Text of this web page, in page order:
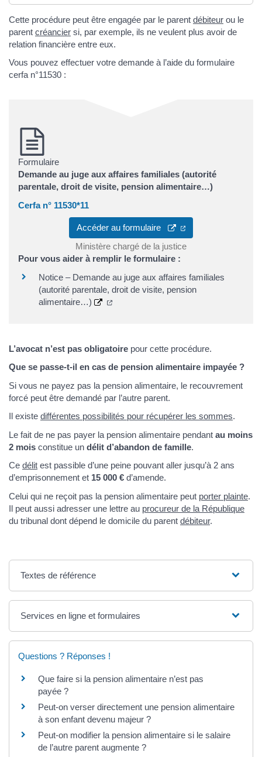
Cette procédure peut être engagée par le parent débiteur ou le
parent créancier si, par exemple, ils ne veulent plus avoir de
relation financière entre eux.
Vous pouvez effectuer votre demande à l’aide du formulaire
cerfa n°11530 :
Formulaire
Demande au juge aux affaires familiales (autorité
parentale, droit de visite, pension alimentaire…)
Cerfa n° 11530*11
Accéder au formulaire
(ouverture dans un
Ministère chargé de la justice
Pour vous aider à remplir le formulaire :
Notice – Demande au juge aux affaires familiales
(autorité parentale, droit de visite, pension
alimentaire…)
(ouverture dans un nouvel onglet)
L’avocat n’est pas obligatoire pour cette procédure.
Que se passe-t-il en cas de pension alimentaire impayée ?
Si vous ne payez pas la pension alimentaire, le recouvrement
forcé peut être demandé par l’autre parent.
Il existe différentes possibilités pour récupérer les sommes.
Le fait de ne pas payer la pension alimentaire pendant au moins
2 mois constitue un délit d’abandon de famille.
Ce délit est passible d’une peine pouvant aller jusqu’à 2 ans
d’emprisonnement et 15 000 € d’amende.
Celui qui ne reçoit pas la pension alimentaire peut porter plainte.
Il peut aussi adresser une lettre au procureur de la République
du tribunal dont dépend le domicile du parent débiteur.
Textes de référence
Services en ligne et formulaires
Questions ? Réponses !
Que faire si la pension alimentaire n’est pas
payée ?
Peut-on verser directement une pension alimentaire
à son enfant devenu majeur ?
Peut-on modifier la pension alimentaire si le salaire
de l’autre parent augmente ?